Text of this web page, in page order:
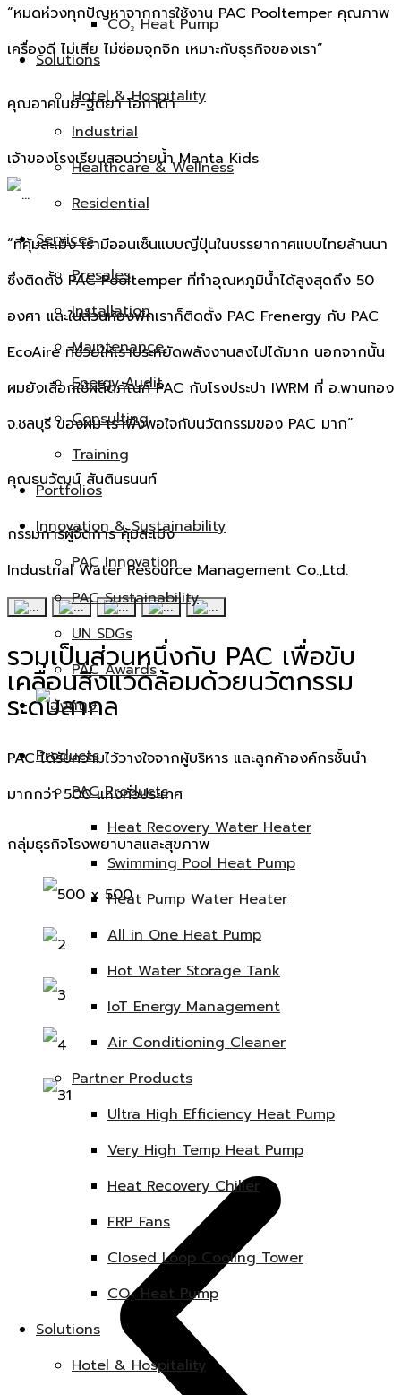
CO₂ Heat Pump
Solutions
Hotel & Hospitality
Industrial
Healthcare & Wellness
Residential
Services
Presales
Installation
Maintenance
Energy Audit
Consulting
Training
Portfolios
Innovation & Sustainability
PAC Innovation
PAC Sustainability
UN SDGs
PAC Awards
Products
PAC Products
Heat Recovery Water Heater
Swimming Pool Heat Pump
Heat Pump Water Heater
All in One Heat Pump
Hot Water Storage Tank
IoT Energy Management
Air Conditioning Cleaner
Partner Products
Ultra High Efficiency Heat Pump
Very High Temp Heat Pump
Heat Recovery Chiller
FRP Fans
Closed Loop Cooling Tower
CO₂ Heat Pump
Solutions
Hotel & Hospitality
“หมดห่วงทุกปัญหาจากการใช้งาน PAC Pooltemper คุณภาพ
เครื่องดี ไม่เสีย ไม่ซ่อมจุกจิก เหมาะกับธุรกิจของเรา”
คุณอาคเนย์-ฐิติยา โอกาด้า
เจ้าของโรงเรียนสอนว่ายน้ำ Manta Kids
“ที่คุ้มสะเมิง เรามีออนเซ็นแบบญี่ปุ่นในบรรยากาศแบบไทยล้านนา
ซึ่งติดตั้ง PAC Pooltemper ที่ทำอุณหภูมิน้ำได้สูงสุดถึง 50
องศา และในส่วนห้องพักเราก็ติดตั้ง PAC Frenergy กับ PAC
EcoAire ที่ช่วยให้เราประหยัดพลังงานลงไปได้มาก นอกจากนั้น
ผมยังเลือกใช้ผลิตภัณฑ์ PAC กับโรงประปา IWRM ที่ อ.พานทอง
จ.ชลบุรี ของผม เราพึงพอใจกับนวัตกรรมของ PAC มาก”
คุณธนวัฒน์ สันตินรนนท์
กรรมการผู้จัดการ คุ้มสะเมิง
Industrial Water Resource Management Co.,Ltd.
รวมเป็นส่วนหนึ่งกับ PAC เพื่อขับ
เคลื่อนสิ่งแวดล้อมด้วยนวัตกรรม
ระดับสากล
PAC ได้รับความไว้วางใจจากผู้บริหาร และลูกค้าองค์กรชั้นนำ
มากกว่า 500 แห่งทั่วประเทศ
กลุ่มธุรกิจโรงพยาบาลและสุขภาพ